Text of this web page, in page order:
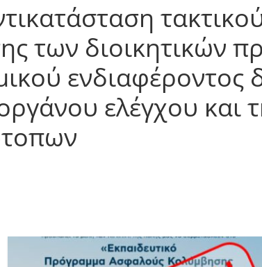
των διοικητικών
ενδιαφέροντος
ελέγχου και